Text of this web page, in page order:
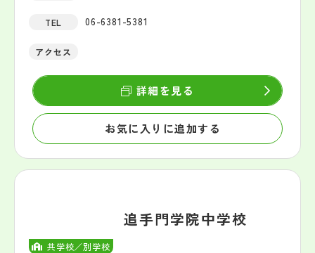
TEL 06-6381-5381
アクセス
お気に入りに追加する
詳細を見る
共学校／別学校
追手門学院中学校